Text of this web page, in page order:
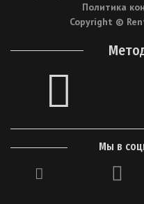
Политика
Copyright ©
Мы в